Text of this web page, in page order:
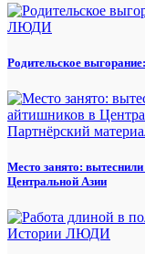
ЛЮДИ
Родительское
Партнёрский
Место занято:
Центральной Азии
Истории ЛЮДИ